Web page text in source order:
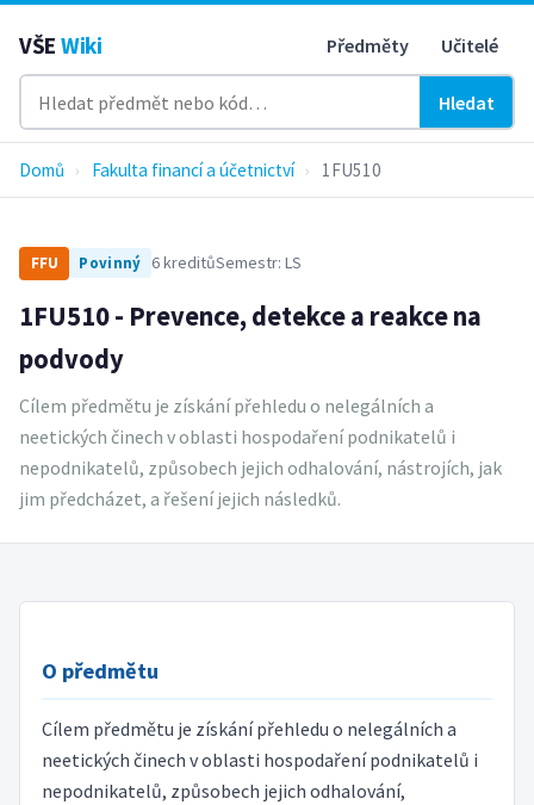
VŠE Wiki Předměty Učitelé
Hledat
Domů › Fakulta financí a účetnictví › 1FU510
FFU Povinný 6 kreditůSemestr: LS
1FU510 - Prevence, detekce a reakce na
podvody
Cílem předmětu je získání přehledu o nelegálních a
neetických činech v oblasti hospodaření podnikatelů i
nepodnikatelů, způsobech jejich odhalování, nástrojích, jak
jim předcházet, a řešení jejich následků.
O předmětu
Cílem předmětu je získání přehledu o nelegálních a
neetických činech v oblasti hospodaření podnikatelů i
nepodnikatelů, způsobech jejich odhalování,